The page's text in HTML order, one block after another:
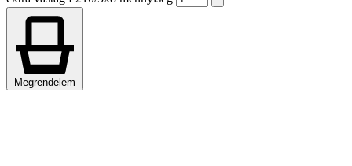
Megrendelem